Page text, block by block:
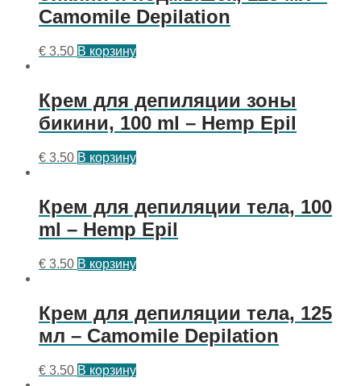
Camomile Depilation
€ 3.50 В корзину
Крем для депиляции зоны
бикини, 100 ml – Hemp Epil
€ 3.50 В корзину
Крем для депиляции тела, 100
ml – Hemp Epil
€ 3.50 В корзину
Крем для депиляции тела, 125
мл – Camomile Depilation
€ 3.50 В корзину